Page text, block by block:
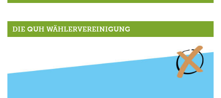
DIE QUH WÄHLERVEREINIGUNG